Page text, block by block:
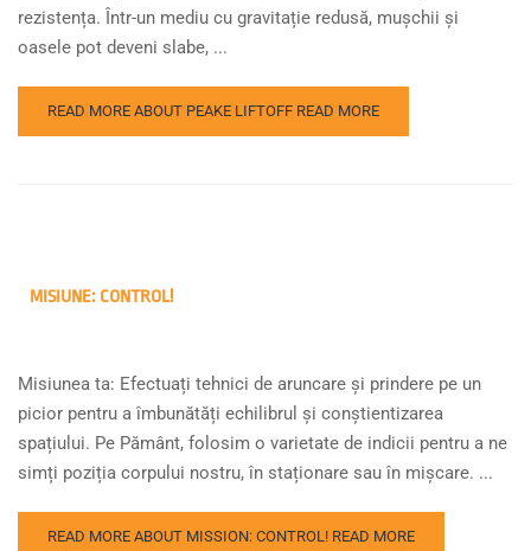
rezistența. Într-un mediu cu gravitație redusă, mușchii și
oasele pot deveni slabe, ...
READ MORE ABOUT PEAKE LIFTOFF READ MORE
MISIUNE: CONTROL!
Misiunea ta: Efectuați tehnici de aruncare și prindere pe un
picior pentru a îmbunătăți echilibrul și conștientizarea
spațiului. Pe Pământ, folosim o varietate de indicii pentru a ne
simți poziția corpului nostru, în staționare sau în mișcare. ...
READ MORE ABOUT MISSION: CONTROL! READ MORE